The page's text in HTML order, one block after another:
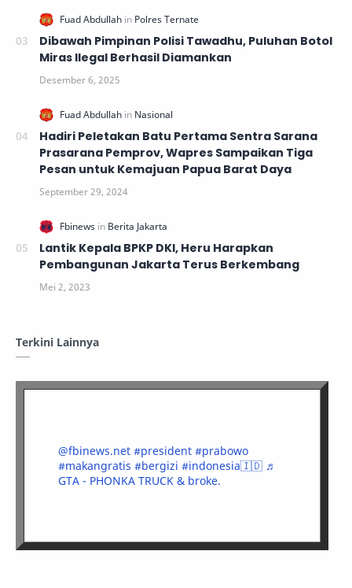
Dibawah Pimpinan Polisi Tawadhu, Puluhan Botol
Miras Ilegal Berhasil Diamankan
Hadiri Peletakan Batu Pertama Sentra Sarana
Prasarana Pemprov, Wapres Sampaikan Tiga
Pesan untuk Kemajuan Papua Barat Daya
Lantik Kepala BPKP DKI, Heru Harapkan
Pembangunan Jakarta Terus Berkembang
Terkini Lainnya
@fbinews.net #president #prabowo
#makangratis #bergizi #indonesia🇮🇩 ♬
GTA - PHONKA TRUCK & broke.